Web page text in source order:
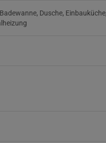
Badewanne Dusche Einbauküche